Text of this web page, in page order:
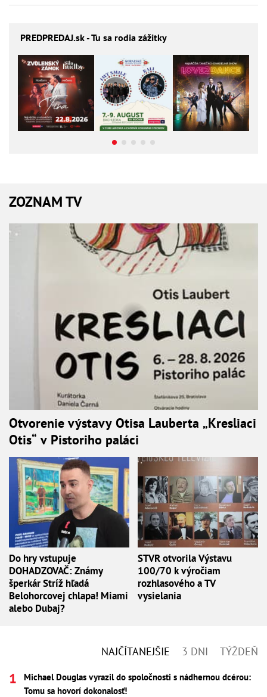
PREDPREDAJ.sk - Tu sa rodia zážitky
ZOZNAM TV
Otvorenie výstavy Otisa Lauberta „Kresliaci
Otis“ v Pistoriho paláci
Do hry vstupuje
DOHADZOVAČ: Známy
šperkár Stríž hľadá
Belohorcovej chlapa! Miami
alebo Dubaj?
STVR otvorila Výstavu
100/70 k výročiam
rozhlasového a TV
vysielania
NAJČÍTANEJŠIE 3 DNI TÝŽDEŇ
Michael Douglas vyrazil do spoločnosti s nádhernou dcérou:
Tomu sa hovorí dokonalosť!